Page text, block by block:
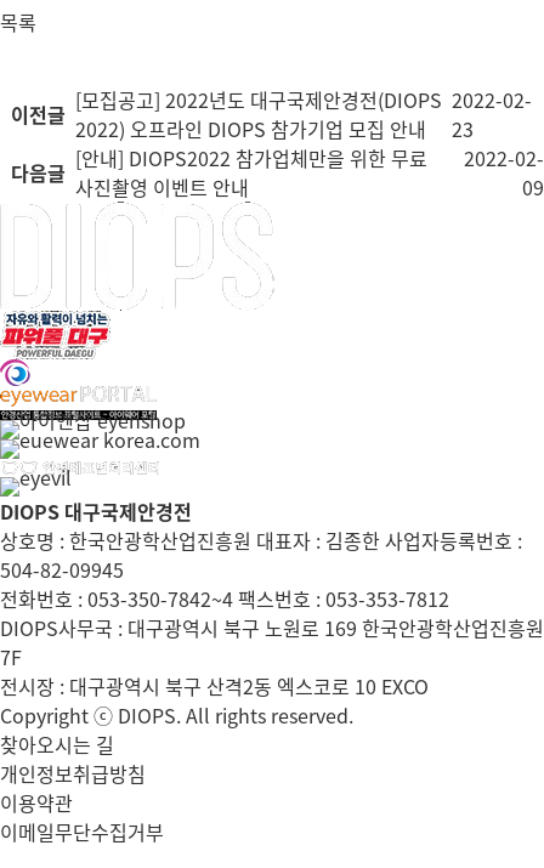
목록
이전글 [모집공고] 2022년도 대구국제안경전(DIOPS
2022) 오프라인 DIOPS 참가기업 모집 안내
2022-02-
23
다음글 [안내] DIOPS2022 참가업체만을 위한 무료
사진촬영 이벤트 안내
2022-02-
09
DIOPS 대구국제안경전
상호명 : 한국안광학산업진흥원 대표자 : 김종한 사업자등록번호 :
504-82-09945
전화번호 : 053-350-7842~4 팩스번호 : 053-353-7812
DIOPS사무국 : 대구광역시 북구 노원로 169 한국안광학산업진흥원
7F
전시장 : 대구광역시 북구 산격2동 엑스코로 10 EXCO
Copyright ⓒ DIOPS. All rights reserved.
찾아오시는 길
개인정보취급방침
이용약관
이메일무단수집거부